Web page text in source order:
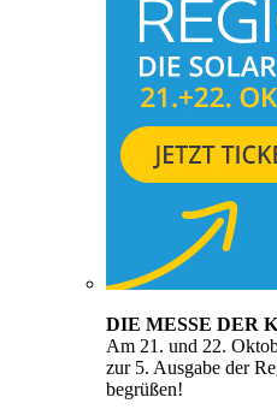
DIE MESSE DER
Am 21. und 22.
zur 5. Ausgabe der
begrüßen!